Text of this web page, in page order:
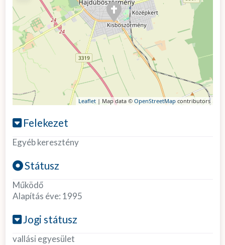
Leaflet| Map data © OpenStreetMapcontributors
Felekezet
Egyéb keresztény
Státusz
Működő
Alapítás éve: 1995
Jogi státusz
vallási egyesület